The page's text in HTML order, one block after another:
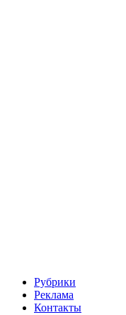
Рубрики
Реклама
Контакты